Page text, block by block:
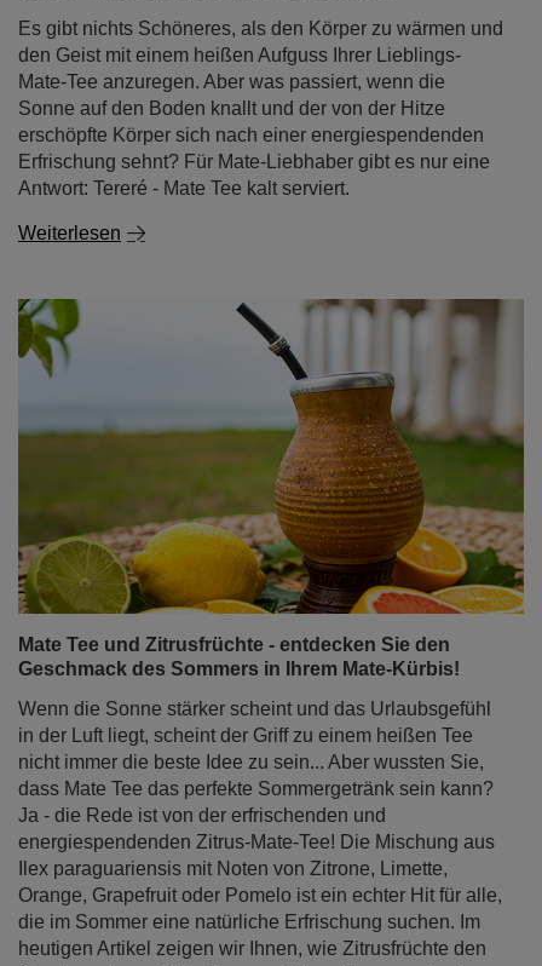
Es gibt nichts Schöneres, als den Körper zu wärmen und
den Geist mit einem heißen Aufguss Ihrer Lieblings-
Mate-Tee anzuregen. Aber was passiert, wenn die
Sonne auf den Boden knallt und der von der Hitze
erschöpfte Körper sich nach einer energiespendenden
Erfrischung sehnt? Für Mate-Liebhaber gibt es nur eine
Antwort: Tereré - Mate Tee kalt serviert.
Weiterlesen
Mate Tee und Zitrusfrüchte - entdecken Sie den
Geschmack des Sommers in Ihrem Mate-Kürbis!
Wenn die Sonne stärker scheint und das Urlaubsgefühl
in der Luft liegt, scheint der Griff zu einem heißen Tee
nicht immer die beste Idee zu sein... Aber wussten Sie,
dass Mate Tee das perfekte Sommergetränk sein kann?
Ja - die Rede ist von der erfrischenden und
energiespendenden Zitrus-Mate-Tee! Die Mischung aus
Ilex paraguariensis mit Noten von Zitrone, Limette,
Orange, Grapefruit oder Pomelo ist ein echter Hit für alle,
die im Sommer eine natürliche Erfrischung suchen. Im
heutigen Artikel zeigen wir Ihnen, wie Zitrusfrüchte den